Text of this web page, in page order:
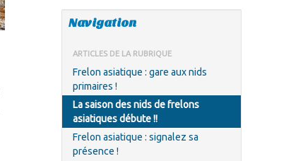
Navigation
ARTICLES DE LA RUBRIQUE
Frelon asiatique : gare aux nids
primaires !
La saison des nids de frelons
asiatiques débute !!
Frelon asiatique : signalez sa
présence !